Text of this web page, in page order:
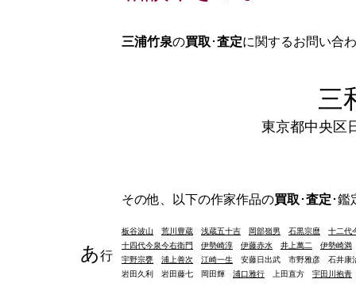
三浦竹泉の買取 ･査定に関するお問い合
三
東京都中央区
その他、以下の作家作品の買取 ･査定 ･鑑
あ行
板谷波山 荒川豊蔵 浅蔵五十吉 岡部嶺男 石黒宗麿
十二代
十四代今泉今右衛門
伊勢崎淳 伊藤赤水 井上萬二
伊勢崎満
宇野宗甕
浦上善次 江崎一生 安藤日出武 市野雅彦 石井康
岩田久利 岩田藤七 岡田輝 浦口雅行 上田直方 宇田川抱青